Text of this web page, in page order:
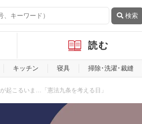
検索
読む
キッチン 寝具 掃除･洗濯･裁縫
起こるいま…「憲法九条を考える日」
ま…「憲法九条を